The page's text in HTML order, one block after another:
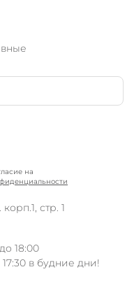
подходящий по
21-27 см)
25-31 см)
29-34 см)
на
стр. 1
18:00
в будние дни!